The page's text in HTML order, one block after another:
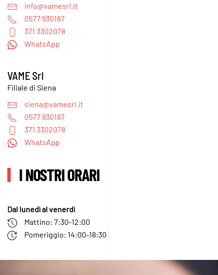
info@vamesrl.it
0577 930187
371 3302078
WhatsApp
VAME Srl
Filiale di Siena
siena@vamesrl.it
0577 930187
371 3302078
WhatsApp
I NOSTRI ORARI
Dal lunedì al venerdì
Mattino: 7:30-12:00
Pomeriggio: 14:00-18:30